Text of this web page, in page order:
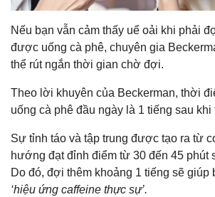
Nếu bạn vẫn cảm thấy uể oải khi phải
được uống cà phê, chuyên gia
thể rút ngắn thời gian chờ đợi.
Theo lời khuyên của Beckerman, thời
uống cà phê đầu ngày là 1 tiếng sau khi
Sự tỉnh táo và tập trung được tạo ra từ
hướng đạt đỉnh điểm từ 30 đến 45 phút
Do đó, đợi thêm khoảng 1 tiếng sẽ giúp
‘hiệu ứng caffeine thực sự’.